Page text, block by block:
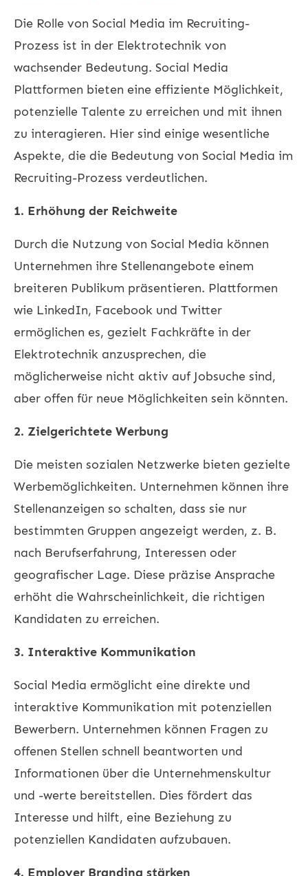
Die Rolle von Social Media im Recruiting-
Prozess ist in der Elektrotechnik von
wachsender Bedeutung. Social Media
Plattformen bieten eine effiziente Möglichkeit,
potenzielle Talente zu erreichen und mit ihnen
zu interagieren. Hier sind einige wesentliche
Aspekte, die die Bedeutung von Social Media im
Recruiting-Prozess verdeutlichen.
1. Erhöhung der Reichweite
Durch die Nutzung von Social Media können
Unternehmen ihre Stellenangebote einem
breiteren Publikum präsentieren. Plattformen
wie LinkedIn, Facebook und Twitter
ermöglichen es, gezielt Fachkräfte in der
Elektrotechnik anzusprechen, die
möglicherweise nicht aktiv auf Jobsuche sind,
aber offen für neue Möglichkeiten sein könnten.
2. Zielgerichtete Werbung
Die meisten sozialen Netzwerke bieten gezielte
Werbemöglichkeiten. Unternehmen können ihre
Stellenanzeigen so schalten, dass sie nur
bestimmten Gruppen angezeigt werden, z. B.
nach Berufserfahrung, Interessen oder
geografischer Lage. Diese präzise Ansprache
erhöht die Wahrscheinlichkeit, die richtigen
Kandidaten zu erreichen.
3. Interaktive Kommunikation
Social Media ermöglicht eine direkte und
interaktive Kommunikation mit potenziellen
Bewerbern. Unternehmen können Fragen zu
offenen Stellen schnell beantworten und
Informationen über die Unternehmenskultur
und -werte bereitstellen. Dies fördert das
Interesse und hilft, eine Beziehung zu
potenziellen Kandidaten aufzubauen.
4. Employer Branding stärken